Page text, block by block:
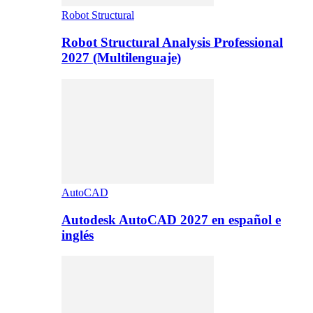
Robot Structural
Robot Structural Analysis Professional
2027 (Multilenguaje)
AutoCAD
Autodesk AutoCAD 2027 en español e
inglés